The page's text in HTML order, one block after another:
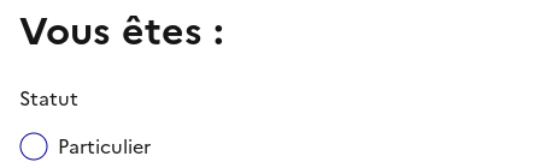
Vous êtes :
Statut
Particulier